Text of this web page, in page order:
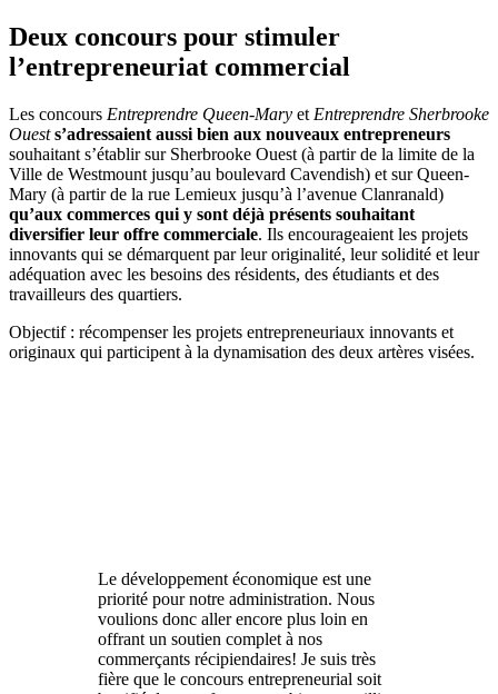
Deux concours pour stimuler
l’entrepreneuriat commercial
Les concours Entreprendre Queen-Mary et Entreprendre Sherbrooke
Ouests’adressaient aussi bien aux nouveaux entrepreneurs
souhaitant s’établir sur Sherbrooke Ouest (à partir de la limite de la
Ville de Westmount jusqu’au boulevard Cavendish) et sur Queen-
Mary (à partir de la rue Lemieux jusqu’à l’avenue Clanranald)
qu’aux commerces qui y sont déjà présents souhaitant
diversifier leur offre commerciale. Ils encourageaient les projets
innovants qui se démarquent par leur originalité, leur solidité et leur
adéquation avec les besoins des résidents, des étudiants et des
travailleurs des quartiers.
Objectif : récompenser les projets entrepreneuriaux innovants et
originaux qui participent à la dynamisation des deux artères visées.
Le développement économique est une
priorité pour notre administration. Nous
voulions donc aller encore plus loin en
offrant un soutien complet à nos
commerçants récipiendaires! Je suis très
fière que le concours entrepreneurial soit